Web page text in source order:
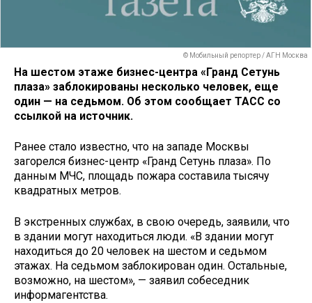
© Мобильный репортер / АГН Москва
На шестом этаже бизнес-центра «Гранд Сетунь
плаза» заблокированы несколько человек, еще
один — на седьмом. Об этом сообщает ТАСС со
ссылкой на источник.
Ранее стало известно, что на западе Москвы
загорелся бизнес-центр «Гранд Сетунь плаза». По
данным МЧС, площадь пожара составила тысячу
квадратных метров.
В экстренных службах, в свою очередь, заявили, что
в здании могут находиться люди. «В здании могут
находиться до 20 человек на шестом и седьмом
этажах. На седьмом заблокирован один. Остальные,
возможно, на шестом», — заявил собеседник
информагентства.